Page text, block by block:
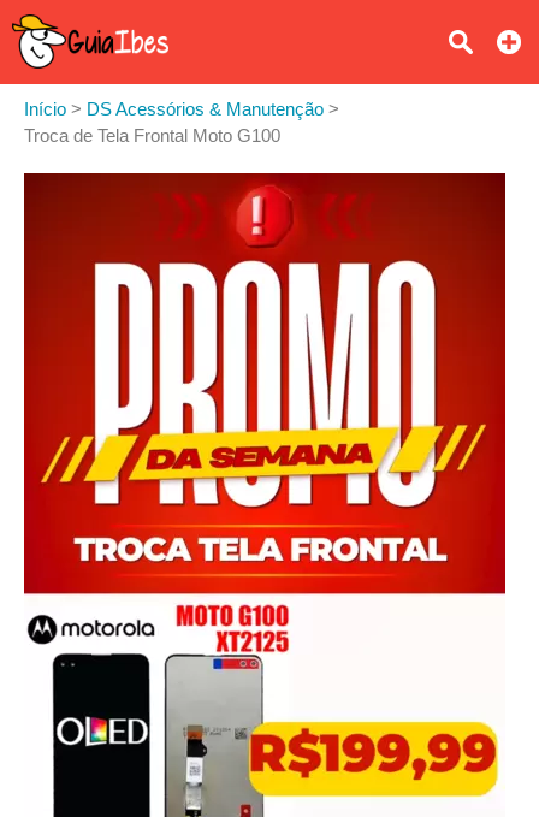
Início > DS Acessórios & Manutenção >
Troca de Tela Frontal Moto G100